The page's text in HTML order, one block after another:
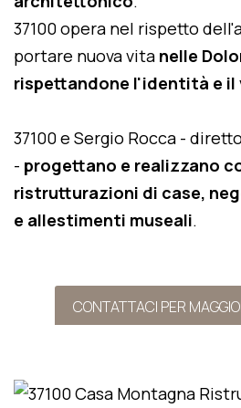
37100 opera nel rispetto
portare nuova vita nelle
rispettandone l'identità e il
37100 e Sergio Rocca -
- progettano e realizzano
ristrutturazioni di case,
e allestimenti museali.
CONTATTACI PER